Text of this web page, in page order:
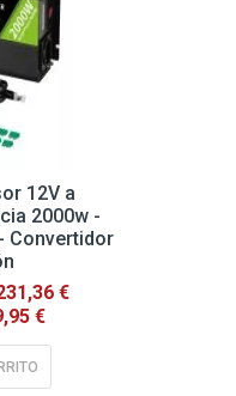
12V a
2000w -
Convertidor
€
€